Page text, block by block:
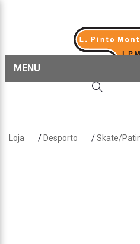
MENU
Sobre nós
Loja / Desporto /Skate/